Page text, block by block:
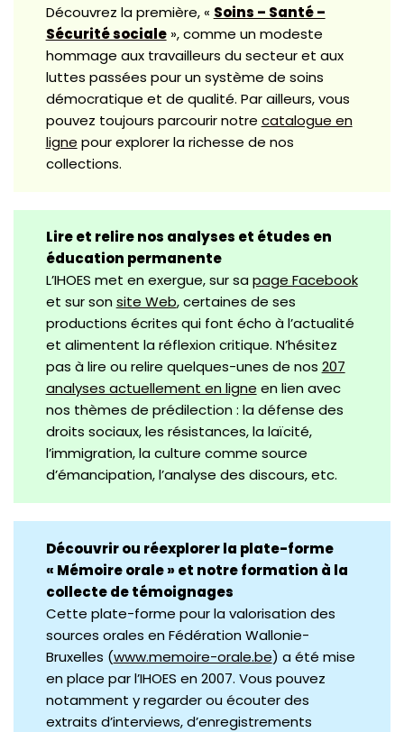
Découvrez la première, « Soins – Santé –
Sécurité sociale», comme un modeste
hommage aux travailleurs du secteur et aux
luttes passées pour un système de soins
démocratique et de qualité. Par ailleurs, vous
pouvez toujours parcourir notre catalogue en
ligne pour explorer la richesse de nos
collections.
Lire et relire nos analyses et études en
éducation permanente
L’IHOES met en exergue, sur sapage Facebook
et sur sonsite Web, certaines de ses
productions écrites qui font écho à l’actualité
et alimentent la réflexion critique. N’hésitez
pas à lire ou relire quelques-unes de nos 207
analyses actuellement en ligne en lien avec
nos thèmes de prédilection : la défense des
droits sociaux, les résistances, la laïcité,
l’immigration, la culture comme source
d’émancipation, l’analyse des discours, etc.
Découvrir ou réexplorer la plate-forme
« Mémoire orale » et notre formation à la
collecte de témoignages
Cette plate-forme pour la valorisation des
sources orales en Fédération Wallonie-
Bruxelles (www.memoire-orale.be) a été mise
en place par l’IHOES en 2007. Vous pouvez
notamment y regarder ou écouter des
extraits d’interviews, d’enregistrements